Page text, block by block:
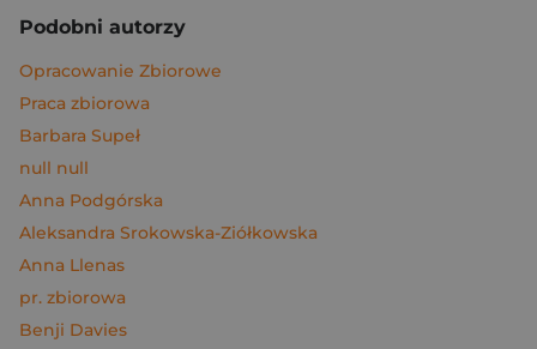
Podobni autorzy
Opracowanie Zbiorowe
Praca zbiorowa
Barbara Supeł
null null
Anna Podgórska
Aleksandra Srokowska-Ziółkowska
Anna Llenas
pr. zbiorowa
Benji Davies